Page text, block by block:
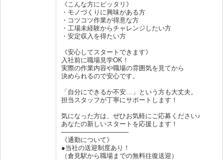
《こんな方にピッタリ》
・モノづくりに興味がある方
・コツコツ作業が得意な方
・工場未経験からチャレンジしたい方
・安定収入を得たい方
《安心してスタートできます》
入社前に職場見学OK！
実際の作業内容や職場の雰囲気を見てから
決められるので安心です。
「自分にできるか不安…」という方も大丈夫。
担当スタッフが丁寧にサポートします！
気になった方は、ぜひお気軽にご応募ください♪
あなたの新しいスタートを応援します！
───────────────
《通勤について》
●当社の送迎制度あり！
（倉見駅から職場までの無料往復送迎）